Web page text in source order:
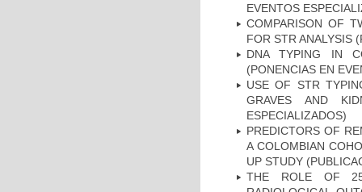
EVENTOS
COMPARISON OF
FOR STR ANALYSIS
DNA TYPING IN
(PONENCIAS EN
USE OF STR
GRAVES AND
ESPECIALIZADOS)
PREDICTORS OF
A COLOMBIAN
UP STUDY
THE ROLE OF